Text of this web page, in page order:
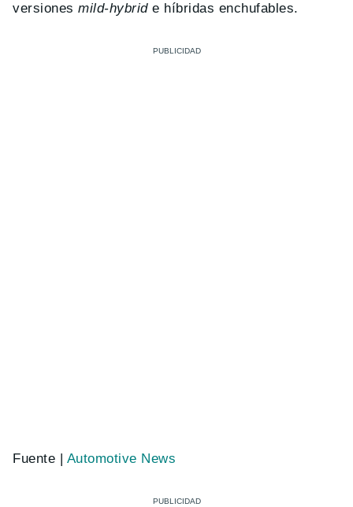
versionesmild-hybride híbridas enchufables.
Fuente | Automotive News